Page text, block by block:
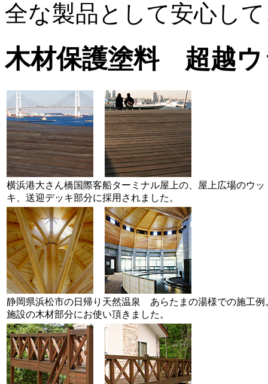
全な製品として安心し
木材保護塗料 超越
横浜港大さん橋国際客船ターミナル屋上の、屋上広場のウッ
キ、送迎デッキ部分に採用されました。
静岡県浜松市の日帰り天然温泉 あらたまの湯様での施工例
施設の木材部分にお使い頂きました。